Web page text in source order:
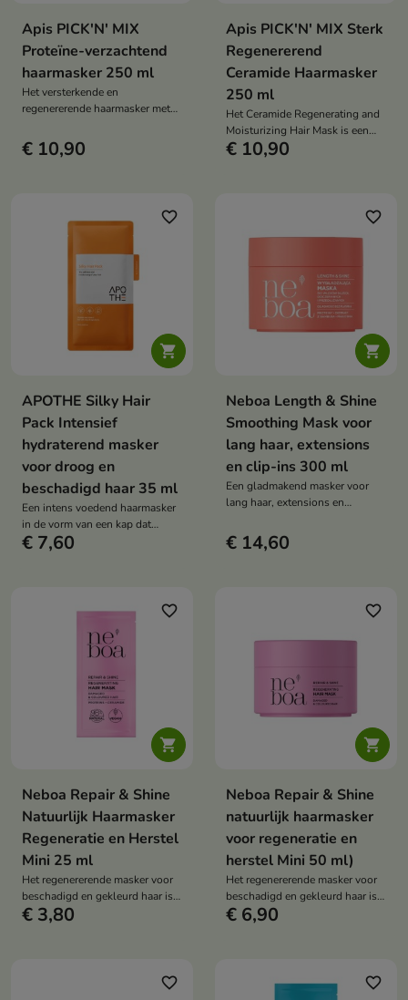
Apis PICK'N' MIX
Proteïne-verzachtend
haarmasker 250 ml
Het versterkende en
regenererende haarmasker met
voedend product dat de
haarstructuur herstelt, het haar
gladheid en een natuurlijke
€ 10,90
Apis PICK'N' MIX Sterk
Regenererend
Ceramide Haarmasker
250 ml
Het Ceramide Regenerating and
Moisturizing Hair Mask is een
intensief regenererende
herstelt de elasticiteit, glans en
€ 10,90

favorite_border
APOTHE Silky Hair
Pack Intensief
hydraterend masker
voor droog en
beschadigd haar 35 ml
Een intens voedend haarmasker
in de vorm van een kap dat
hydrateert, beschadigde haren
€ 7,60

favorite_border
Neboa Length & Shine
Smoothing Mask voor
lang haar, extensions
en clip-ins 300 ml
Een gladmakend masker voor
lang haar, extensions en
hydrateert, klitten voorkomt en
de zachtheid en natuurlijke
€ 14,60

favorite_border
Neboa Repair & Shine
Natuurlijk Haarmasker
Regeneratie en Herstel
Mini 25 ml
Het regenererende masker voor
beschadigd en gekleurd haar is
een intensief herstellende,
zijdezacht maakt dankzij de rijke
€ 3,80

favorite_border
Neboa Repair & Shine
natuurlijk haarmasker
voor regeneratie en
herstel Mini 50 ml)
Het regenererende masker voor
beschadigd en gekleurd haar is
een veganistische behandeling
beschermt tegen pluizig haar en
€ 6,90
favorite_border favorite_border